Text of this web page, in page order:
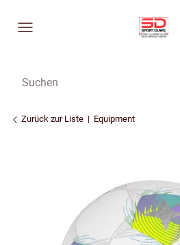
Zurück zur Liste Equipment